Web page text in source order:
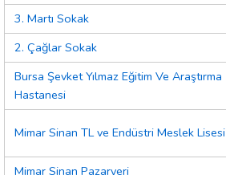
3. Martı Sokak
2. Çağlar Sokak
Bursa Şevket Yılmaz Eğitim Ve Araştırma
Hastanesi
Mimar Sinan TL ve Endüstri Meslek Lisesi
Mimar Sinan Pazaryeri